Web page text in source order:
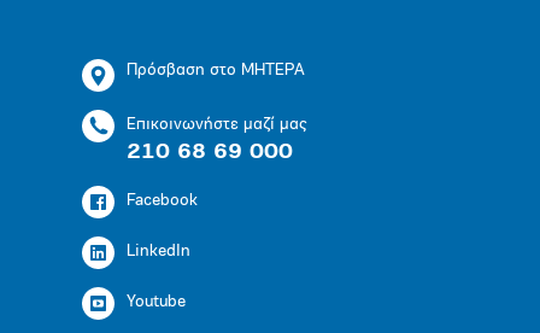
Πρόσβαση στο ΜΗΤΕΡΑ
Επικοινωνήστε μαζί μας
210 68 69 000
Facebook
LinkedIn
Youtube